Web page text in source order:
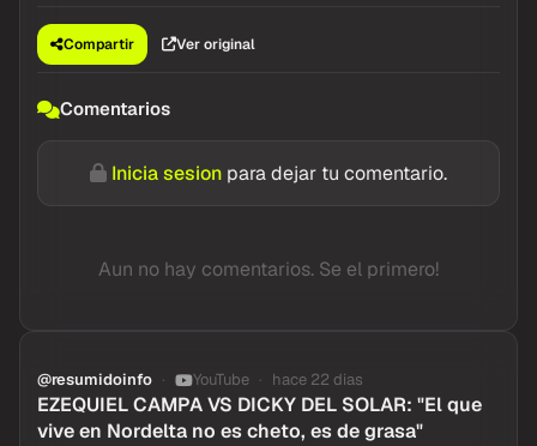
Compartir Ver original
Comentarios
Inicia sesion para dejar tu comentario.
Aun no hay comentarios. Se el primero!
@resumidoinfo YouTube hace 22 dias
EZEQUIEL CAMPA VS DICKY DEL SOLAR: "El que
vive en Nordelta no es cheto, es de grasa"